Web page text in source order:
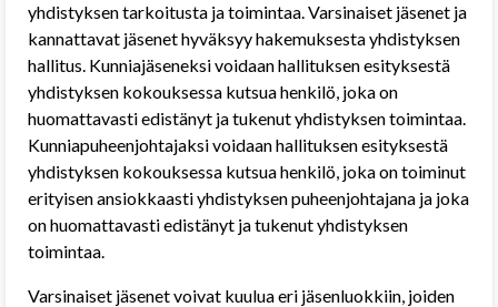
yhdistyksen tarkoitusta ja toimintaa. Varsinaiset jäsenet ja
kannattavat jäsenet hyväksyy hakemuksesta yhdistyksen
hallitus. Kunniajäseneksi voidaan hallituksen esityksestä
yhdistyksen kokouksessa kutsua henkilö, joka on
huomattavasti edistänyt ja tukenut yhdistyksen toimintaa.
Kunniapuheenjohtajaksi voidaan hallituksen esityksestä
yhdistyksen kokouksessa kutsua henkilö, joka on toiminut
erityisen ansiokkaasti yhdistyksen puheenjohtajana ja joka
on huomattavasti edistänyt ja tukenut yhdistyksen
toimintaa.
Varsinaiset jäsenet voivat kuulua eri jäsenluokkiin, joiden